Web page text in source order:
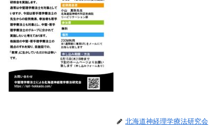
北海道神経理学療法研究会